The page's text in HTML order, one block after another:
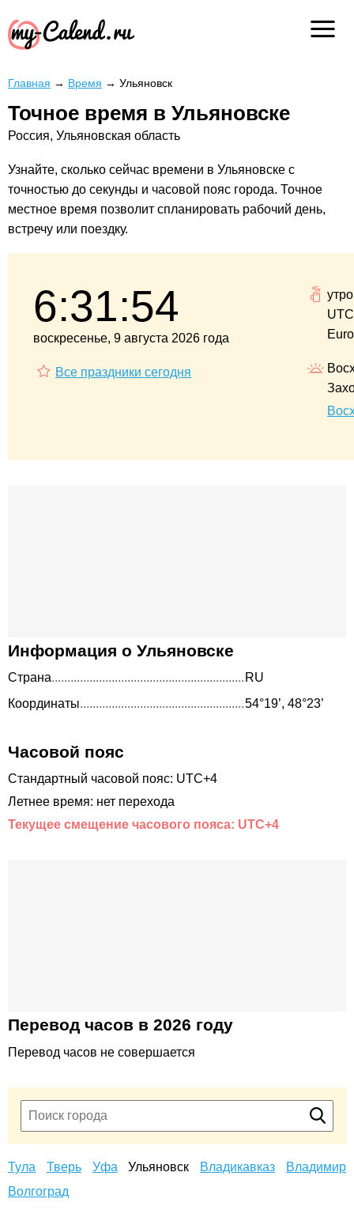
Главная → Время → Ульяновск
Точное время в Ульяновске
Россия, Ульяновская область
Узнайте, сколько сейчас времени в Ульяновске с
точностью до секунды и часовой пояс города. Точное
местное время позволит спланировать рабочий день,
встречу или поездку.
6:31:55
воскресенье, 9 августа 2026 года
Все праздники сегодня
утро
Информация о Ульяновске
Страна
RU
Координаты
54°19’, 48°23’
Часовой пояс
Стандартный часовой пояс: UTC+4
Летнее время: нет перехода
Текущее смещение часового пояса: UTC+4
Перевод часов в 2026 году
Перевод часов не совершается
Тула Тверь Уфа Ульяновск Владикавказ
Владимир
Волгоград